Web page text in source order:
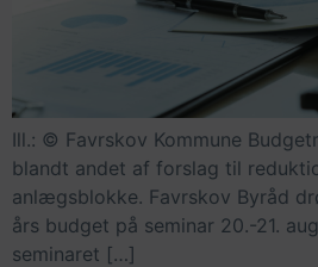
Ill.: © Favrskov Kommune
blandt andet af forslag til
anlægsblokke. Favrskov Byråd
års budget på seminar 20.-21.
seminaret […]